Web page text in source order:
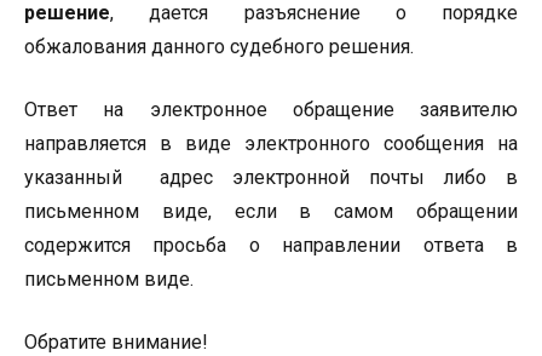
решение, дается разъяснение о порядке
обжалования данного судебного решения.
Ответ на электронное обращение заявителю
направляется в виде электронного сообщения на
указанный адрес электронной почты либо в
письменном виде, если в самом обращении
содержится просьба о направлении ответа в
письменном виде.
Обратите внимание!